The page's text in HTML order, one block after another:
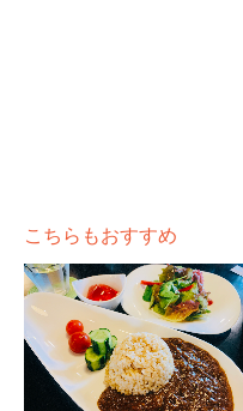
こちらもおすすめ